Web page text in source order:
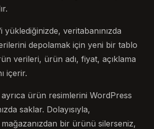
yüklediğinizde, veritabanınızda
depolamak için yeni bir tablo
verileri, ürün adı, fiyat, açıklama
içerir.
ürün resimlerini WordPress
saklar. Dolayısıyla,
bir ürünü silerseniz,